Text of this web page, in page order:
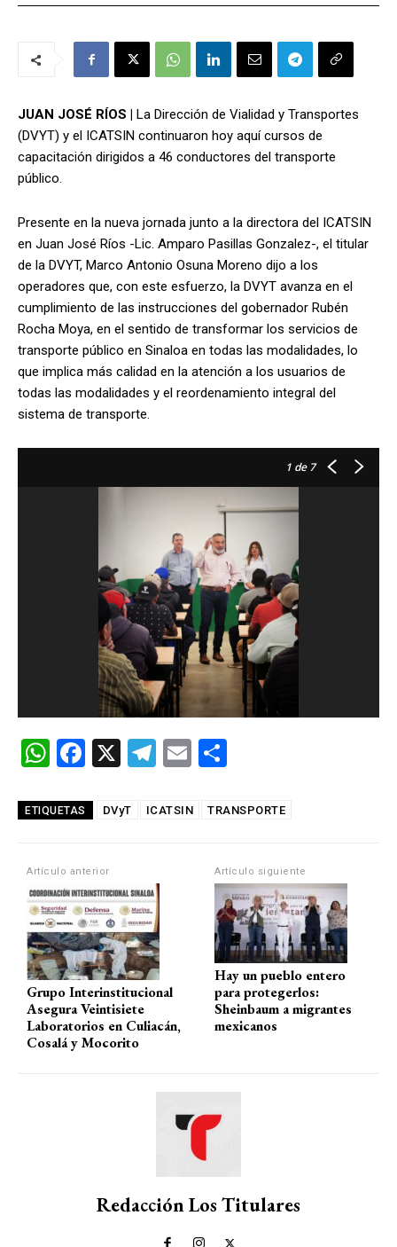
JUAN JOSÉ RÍOS | La Dirección de Vialidad y Transportes
(DVYT) y el ICATSIN continuaron hoy aquí cursos de
capacitación dirigidos a 46 conductores del transporte
público.
Presente en la nueva jornada junto a la directora del ICATSIN
en Juan José Ríos -Lic. Amparo Pasillas Gonzalez-, el titular
de la DVYT, Marco Antonio Osuna Moreno dijo a los
operadores que, con este esfuerzo, la DVYT avanza en el
cumplimiento de las instrucciones del gobernador Rubén
Rocha Moya, en el sentido de transformar los servicios de
transporte público en Sinaloa en todas las modalidades, lo
que implica más calidad en la atención a los usuarios de
todas las modalidades y el reordenamiento integral del
sistema de transporte.
1 de 7
W
at
A
p
p
F
ce
o
o
k
X
T
e
m
E
ail m
ar
tir
ETIQUETAS DVyT ICATSIN TRANSPORTE
Artículo anterior
Grupo Interinstitucional
Asegura Veintisiete
Laboratorios en Culiacán,
Cosalá y Mocorito
Artículo siguiente
Hay un pueblo entero
para protegerlos:
Sheinbaum a migrantes
mexicanos
Redacción Los Titulares